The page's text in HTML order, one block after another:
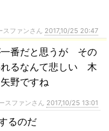
ファンさん 2017,10/25 20:47
番だと思うが その
るなんて悲しい 木
野ですね
スファンさん 2017,10/25 13:01
るのだ